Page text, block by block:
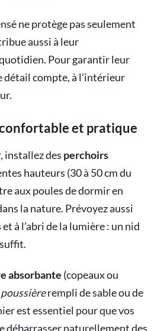
ne protège pas seulement
aussi à leur
Pour garantir leur
détail compte, à l’intérieur
et pratique
installez des perchoirs
hauteurs (30 à 50 cm du
aux poules de dormir en
la nature. Prévoyez aussi
et à l’abri de la lumière : un nid
absorbante (copeaux ou
poussièrerempli de sable ou de
est essentiel pour que vos
débarrasser naturellement des